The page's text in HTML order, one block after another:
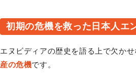
初期の危機を救った日本人エ
エヌビディアの歴史を語る上で欠か
産の危機です。